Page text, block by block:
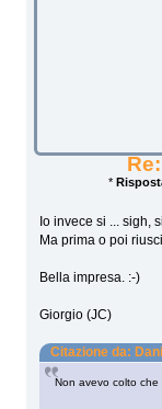
*
Io invece si ... sigh,
Ma prima o poi
Bella impresa. :-)
Giorgio (JC)
Citazione da:
Non avevo colto che